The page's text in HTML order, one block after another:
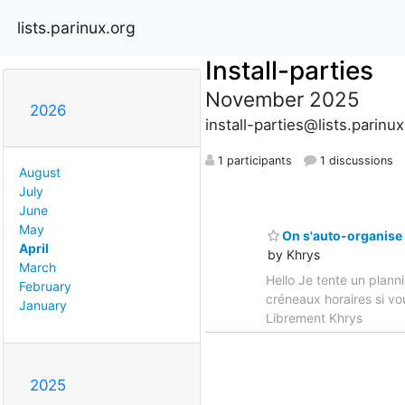
lists.parinux.org
2026
August
July
June
May
April
March
February
January
2025
Install-parties
November 2025
install-
1 participants 1 discussions
On s'auto-organise
by Khrys
Hello Je tente un
créneaux horaires si
Librement Khrys